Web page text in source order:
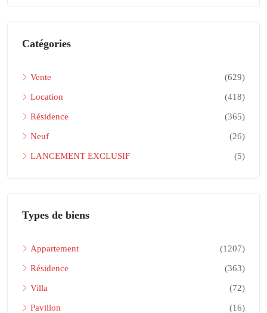
Catégories
Vente (629)
Location (418)
Résidence (365)
Neuf (26)
LANCEMENT EXCLUSIF (5)
Types de biens
Appartement (1207)
Résidence (363)
Villa (72)
Pavillon (16)